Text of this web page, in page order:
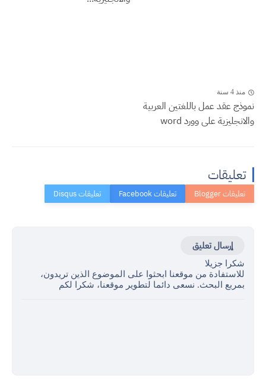
منذ 4 سنة
نموذج عقد عمل باللغتين العربية
والانجليزية على وورد word
تعليقات
إرسال تعليق
شكرا جزيلا
للاستفادة من موقعنا ابحثوا على الموضوع الذين تريدون،
بمربع البحث. نسعى دائما لتطوير موقعنا، شكرا لكم